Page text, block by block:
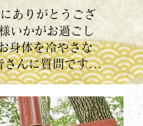
ありがとうござ
いかがお過ごし
身体を冷やさな
さんに質問です...